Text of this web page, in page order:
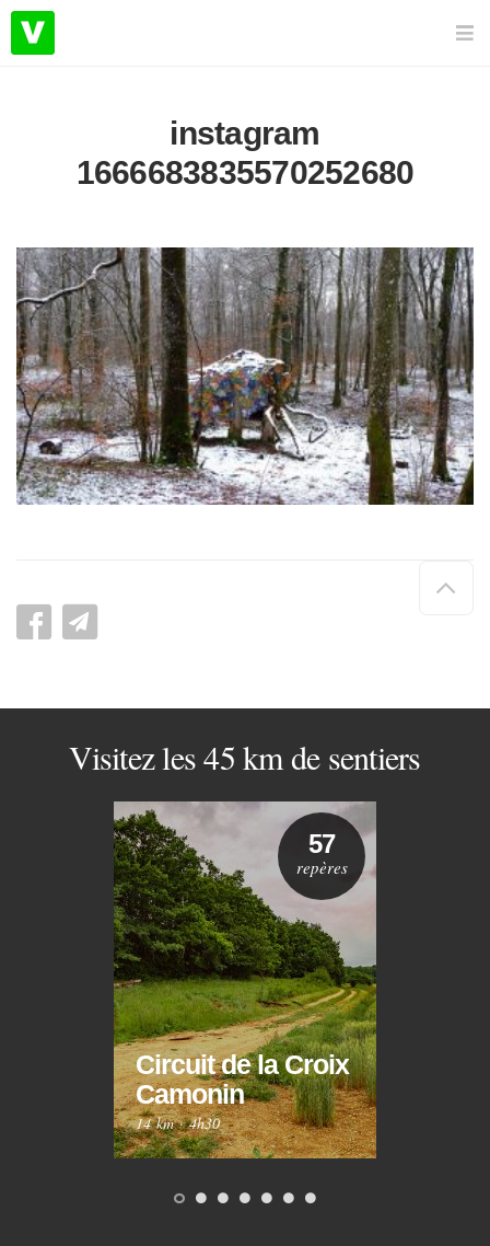
instagram
1666683835570252680
de
Visitez les 45 km de sentiers
Circuit de la Croix
Camonin
14 km·4h30
57
repères